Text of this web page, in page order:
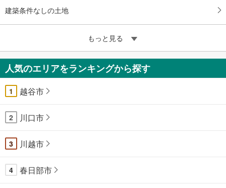
建築条件なしの土地
もっと見る
人気のエリアをランキングから探す
1 越谷市
2 川口市
3 川越市
4 春日部市